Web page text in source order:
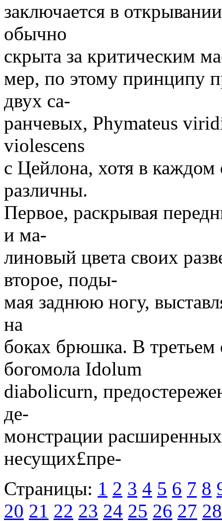
заключается в
обычно
скрыта за критическим
мер, по этому принципу
двух са-
ранчевых, Phymateus
violescens
с Цейлона, хотя в каждом
различны.
Первое, раскрывая
и ма-
линовый цвета своих
второе, поды-
мая заднюю ногу,
на
боках брюшка. В третьем
богомола Idolum
diabolicurn,
де-
монстрации
несущих£пре-
Страницы: 1 2 3 4 5 6 7 8
20 21 22 23 24 25 26 27 28